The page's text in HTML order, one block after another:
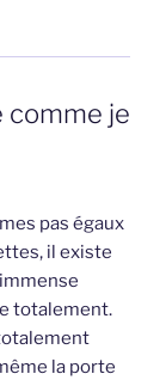
comme je
pas égaux
il existe
totalement.
la porte